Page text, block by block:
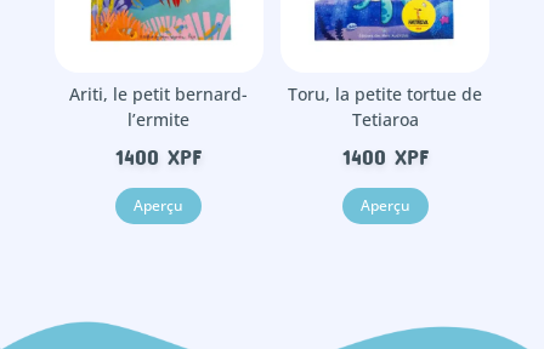
Ariti, le petit bernard-
l’ermite
1400XPF
Aperçu
Toru, la petite tortue de
Tetiaroa
1400 XPF
Aperçu